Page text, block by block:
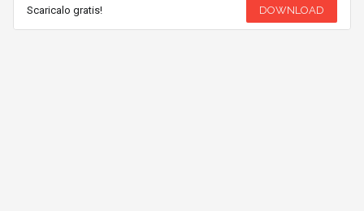
Scaricalo gratis! DOWNLOAD